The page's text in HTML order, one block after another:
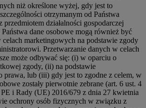
niż określone wyżej, gdy jest to
otrzymanym od Państwa
przedmiotem działalności gospodarczej
dane osobowe mogą również być
celach marketingowych na podstawie zgody
Przetwarzanie danych w celach
może odbywać się: (i) w oparciu o
zgody, (ii) na podstawie
prawa, lub (iii) gdy jest to zgodne z celem, w
zostały pierwotnie zebrane (art. 6 ust. 4
i Rady (UE) 2016/679 z dnia 27 kwietnia
ochrony osób fizycznych w związku z